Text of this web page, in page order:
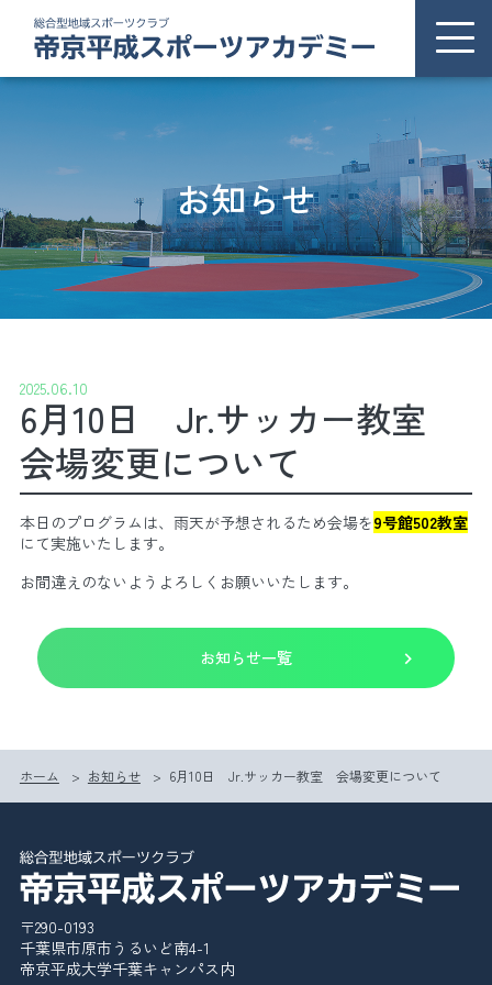
お知らせ
プログラム
交通アクセス
スケジュール 申込み・手続き
ドッグクラブ
お知らせ
2025.06.10
6月10日 Jr.サッカー教室
会場変更について
本日のプログラムは、雨天が予想されるため会場を9号館502教室
にて実施いたします。
お間違えのないようよろしくお願いいたします。
お知らせ一覧
ホーム > お知らせ > 6月10日 Jr.サッカー教室 会場変更について
〒290-0193
千葉県市原市うるいど南4-1
帝京平成大学千葉キャンパス内